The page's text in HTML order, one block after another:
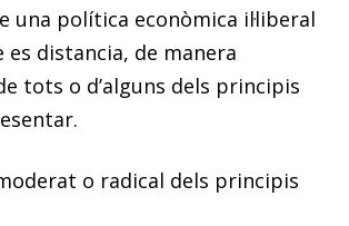
una política econòmica il·liberal
es distancia, de manera
tots o d’alguns dels principis
o radical dels principis